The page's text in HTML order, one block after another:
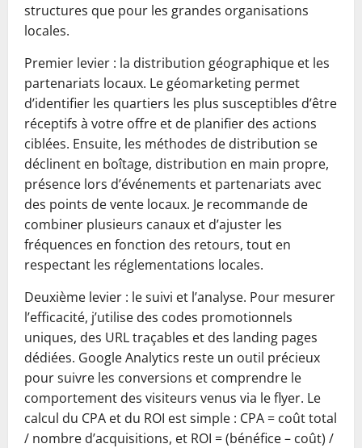
structures que pour les grandes organisations
locales.
Premier levier : la distribution géographique et les
partenariats locaux. Le géomarketing permet
d’identifier les quartiers les plus susceptibles d’être
réceptifs à votre offre et de planifier des actions
ciblées. Ensuite, les méthodes de distribution se
déclinent en boîtage, distribution en main propre,
présence lors d’événements et partenariats avec
des points de vente locaux. Je recommande de
combiner plusieurs canaux et d’ajuster les
fréquences en fonction des retours, tout en
respectant les réglementations locales.
Deuxième levier : le suivi et l’analyse. Pour mesurer
l’efficacité, j’utilise des codes promotionnels
uniques, des URL traçables et des landing pages
dédiées. Google Analytics reste un outil précieux
pour suivre les conversions et comprendre le
comportement des visiteurs venus via le flyer. Le
calcul du CPA et du ROI est simple : CPA = coût total
/ nombre d’acquisitions, et ROI = (bénéfice – coût) /